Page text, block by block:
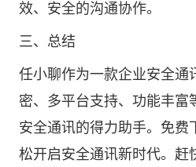
效、安全的沟通协作。
三、总结
任小聊作为一款企业安全通
密、多平台支持、功能丰富
安全通讯的得力助手。免费
松开启安全通讯新时代。赶